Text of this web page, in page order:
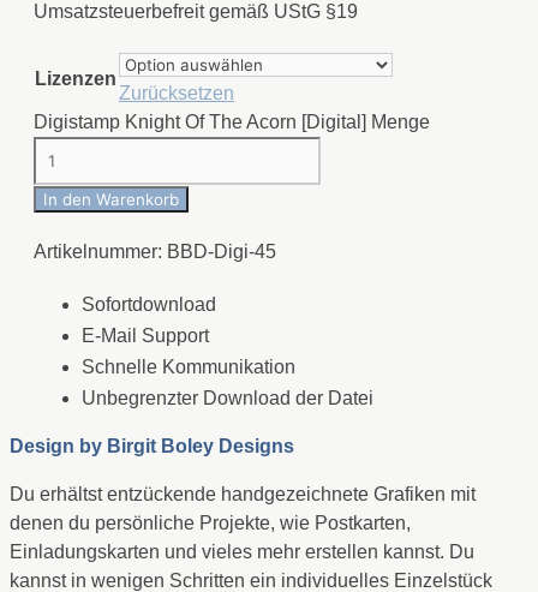
Umsatzsteuerbefreit gemäß UStG §19
Lizenzen
Zurücksetzen
Digistamp Knight Of The Acorn [Digital] Menge
In den Warenkorb
Artikelnummer: BBD-Digi-45
Sofortdownload
E-Mail Support
Schnelle Kommunikation
Unbegrenzter Download der Datei
Design by Birgit Boley Designs
Du erhältst entzückende handgezeichnete Grafiken mit
denen du persönliche Projekte, wie Postkarten,
Einladungskarten und vieles mehr erstellen kannst. Du
kannst in wenigen Schritten ein individuelles Einzelstück